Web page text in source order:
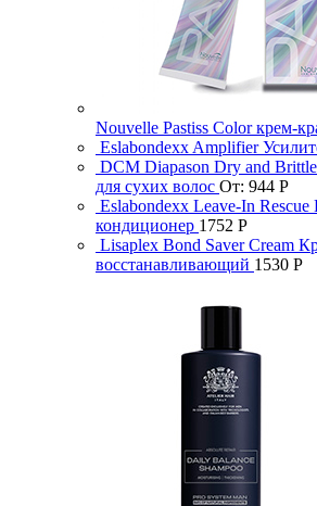
Nouvelle Pastiss Color крем-
Eslabondexx Amplifier
DCM Diapason Dry and
для сухих волос От: 944 Р
Eslabondexx Leave-In
кондиционер 1752 Р
Lisaplex Bond Saver Cream
восстанавливающий 1530 Р